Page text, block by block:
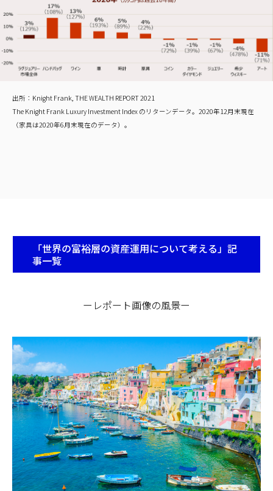
出所：Knight Frank, THE WEALTH REPORT 2021
The Knight Frank Luxury Investment Index のリターンデータ。2020年12月末現在
（家具は2020年6月末現在のデータ）。
「世界の富裕層の資産運用について考える」記
事一覧
ーレポート画像の風景ー